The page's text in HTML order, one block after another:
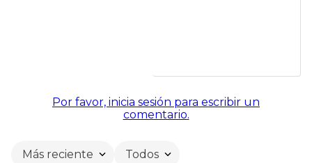
Por favor, inicia sesión para escribir un
comentario.
Más reciente Todos